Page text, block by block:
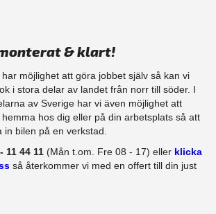
& klart!
möjlighet att göra jobbet själv så kan vi
i stora delar av landet från norr till söder. I
av Sverige har vi även möjlighet att
hos dig eller på din arbetsplats så att
bilen på en verkstad.
11 44 11 (Mån t.om. Fre 08 - 17) eller klicka
så återkommer vi med en offert till din just